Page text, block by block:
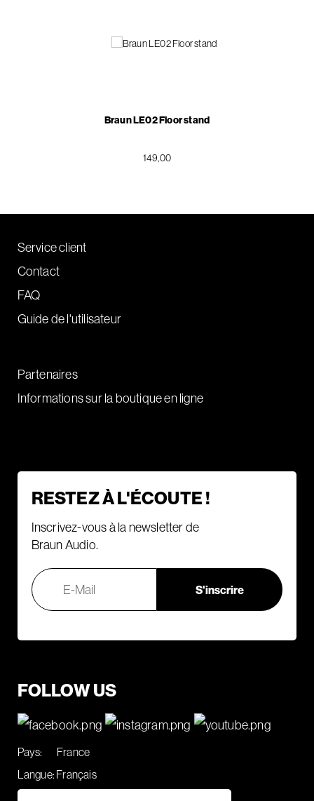
Braun LE02 Floor stand
149,00
Service client
Contact
FAQ
Guide de l'utilisateur
Partenaires
Informations sur la boutique en ligne
RESTEZ À L'ÉCOUTE !
Inscrivez-vous à la newsletter de
Braun Audio.
FOLLOW US
Pays:
France
Langue: Français